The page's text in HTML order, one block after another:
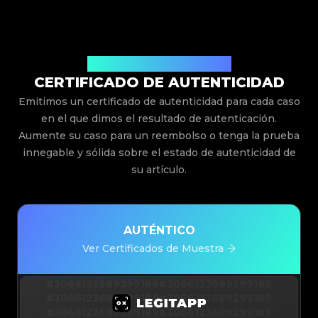
CERTIFICADO DE AUTENTICIDAD
Emitimos un certificado de autenticidad para cada caso
en el que dimos el resultado de autenticación.
Aumente su caso para un reembolso o tenga la prueba
innegable y sólida sobre el estado de autenticidad de
su artículo.
AUTÉNTICO
Ver Certificados de Muestra
#3066123689299189#3066123689299189
#3066123689299189#3066123689299189